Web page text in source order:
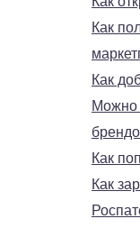
Как
Как
Можно
Как
Как